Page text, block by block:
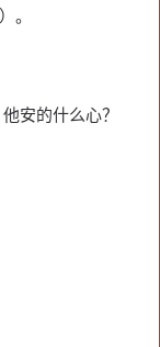
。
安的什么心？